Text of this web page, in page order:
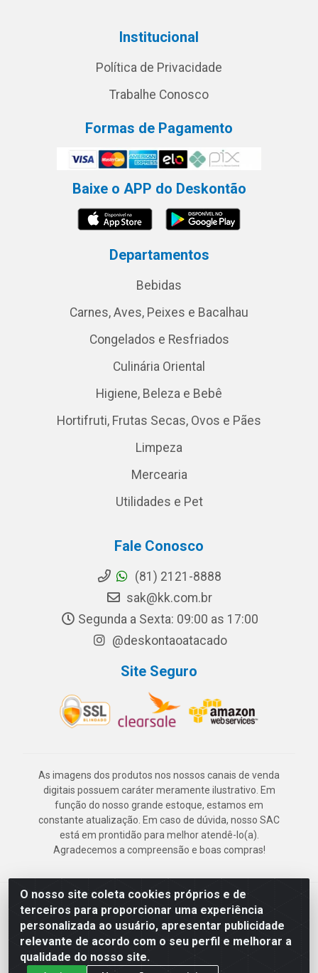
O nosso site coleta cookies próprios e de
terceiros para proporcionar uma experiência
personalizada ao usuário, apresentar publicidade
relevante de acordo com o seu perfil e melhorar a
qualidade do nosso site.
Institucional
Política de Privacidade
Trabalhe Conosco
Formas de Pagamento
Baixe o APP do Deskontão
Departamentos
Bebidas
Carnes, Aves, Peixes e Bacalhau
Congelados e Resfriados
Culinária Oriental
Higiene, Beleza e Bebê
Hortifruti, Frutas Secas, Ovos e Pães
Limpeza
Mercearia
Utilidades e Pet
Fale Conosco
(81) 2121-8888
sak@kk.com.br
Segunda a Sexta: 09:00 as 17:00
@deskontaoatacado
Site Seguro
As imagens dos produtos nos nossos canais de venda
digitais possuem caráter meramente ilustrativo. Em
função do nosso grande estoque, estamos em
constante atualização. Em caso de dúvida, nosso SAC
está em prontidão para melhor atendê-lo(a).
Agradecemos a compreensão e boas compras!
Deskontão Atacado - Av. Marechal Mascarenhas de Morais, 2471 -
Imbiribeira - Recife/PE - CEP 51.150-001 - CNPJ 24.150.377/0003-
57